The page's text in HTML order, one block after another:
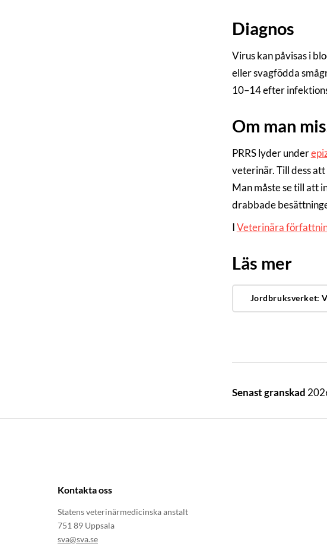
Diagnos
Virus kan påvisas i
eller svagfödda
10–14 efter
Om man
PRRS lyder under
veterinär. Till dess
Man måste se till att
drabbade
IVeterinära
Läs mer
Jordbruksverket:
Senast granskad
Kontakta oss
Statens veterinärmedicinska anstalt
751 89 Uppsala
sva@sva.se